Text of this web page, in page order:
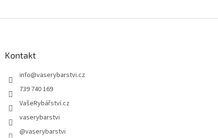
Kontakt
info@vaserybarstvi.cz
739 740 169
VašeRybářství.cz
vaserybarstvi
@vaserybarstvi